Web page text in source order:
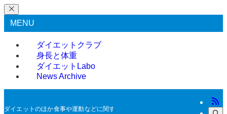
MENU
ダイエットクラブ
身長と体重
ダイエットLabo
News Archive
ダイエットのほか食事や運動などに関する過去のニュースをアーカイブとして